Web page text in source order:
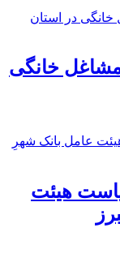
مشاغل خانگی
هیئت